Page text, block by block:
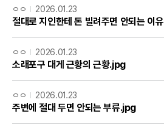
ㅇㅇ 2026.01.23
절대로 지인한테 돈 빌려주면 안되는 이유
ㅇㅇ 2026.01.23
소래포구 대게 근황의 근황.jpg
ㅇㅇ 2026.01.23
주변에 절대 두면 안되는 부류.jpg